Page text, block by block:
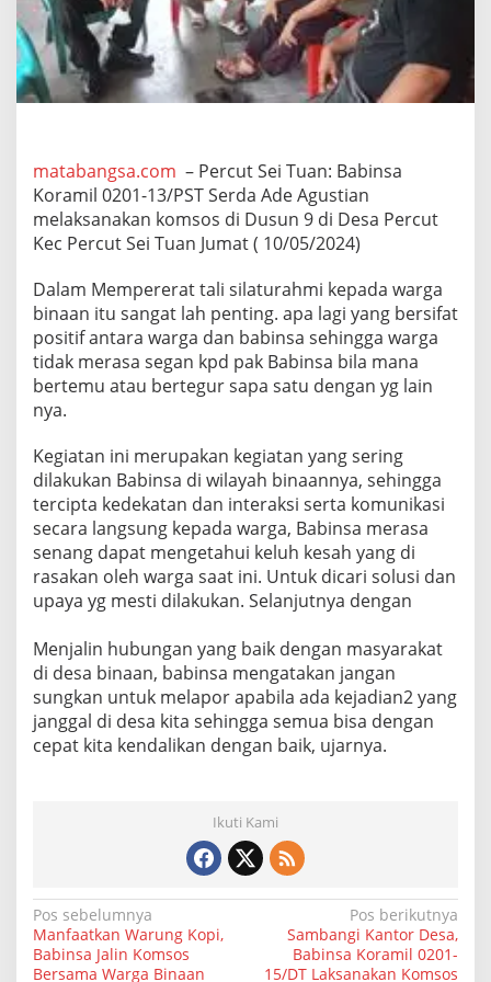
e
r
d
d
g
u
s
t
i
n
J
a
l
i
n
a
t
u
r
h
m
i
o
m
s
o
s
B
a
W
a
g
a
B
matabangsa.com – Percut Sei Tuan: Babinsa
Koramil 0201-13/PST Serda Ade Agustian
melaksanakan komsos di Dusun 9 di Desa Percut
Kec Percut Sei Tuan Jumat ( 10/05/2024)
Dalam Mempererat tali silaturahmi kepada warga
binaan itu sangat lah penting. apa lagi yang bersifat
positif antara warga dan babinsa sehingga warga
tidak merasa segan kpd pak Babinsa bila mana
bertemu atau bertegur sapa satu dengan yg lain
nya.
Kegiatan ini merupakan kegiatan yang sering
dilakukan Babinsa di wilayah binaannya, sehingga
tercipta kedekatan dan interaksi serta komunikasi
secara langsung kepada warga, Babinsa merasa
senang dapat mengetahui keluh kesah yang di
rasakan oleh warga saat ini. Untuk dicari solusi dan
upaya yg mesti dilakukan. Selanjutnya dengan
Menjalin hubungan yang baik dengan masyarakat
di desa binaan, babinsa mengatakan jangan
sungkan untuk melapor apabila ada kejadian2 yang
janggal di desa kita sehingga semua bisa dengan
cepat kita kendalikan dengan baik, ujarnya.
Ikuti Kami
N
a
Pos sebelumnya
Manfaatkan Warung Kopi,
Babinsa Jalin Komsos
Bersama Warga Binaan
Pos berikutnya
Sambangi Kantor Desa,
Babinsa Koramil 0201-
15/DT Laksanakan Komsos